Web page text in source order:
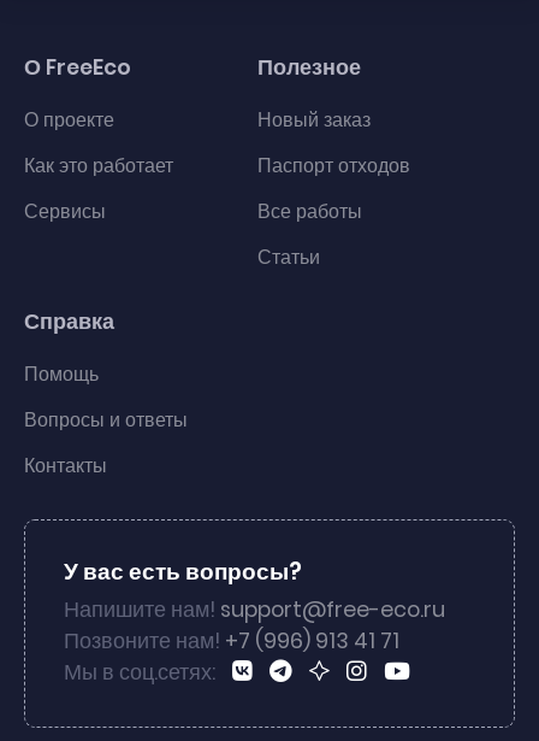
О FreeEco
О проекте
Как это работает
Сервисы
Полезное
Новый заказ
Паспорт отходов
Все работы
Статьи
Справка
Помощь
Вопросы и ответы
Контакты
У вас есть вопросы?
Напишите нам! support@free-eco.ru
Позвоните нам! +7 (996) 913 41 71
Мы в соц.сетях: